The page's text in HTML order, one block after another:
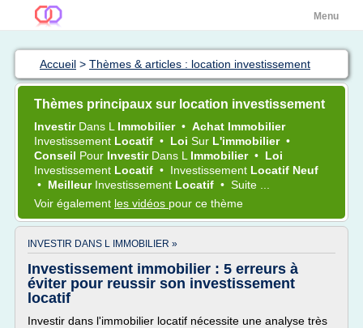
Menu
Accueil > Thèmes & articles : location investissement
Thèmes principaux sur location investissement
Investir Dans L Immobilier • Achat Immobilier
Investissement Locatif • Loi Sur L'immobilier •
Conseil Pour Investir Dans L Immobilier • Loi
Investissement Locatif • Investissement Locatif Neuf
• Meilleur Investissement Locatif • Suite ...
Voir également les vidéos pour ce thème
INVESTIR DANS L IMMOBILIER »
Investissement immobilier : 5 erreurs à
éviter pour reussir son investissement
locatif
Investir dans l'immobilier locatif nécessite une analyse très